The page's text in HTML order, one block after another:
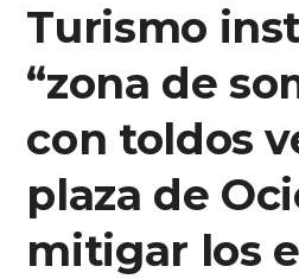
Turismo
“zona de
con toldos
plaza de
mitigar los